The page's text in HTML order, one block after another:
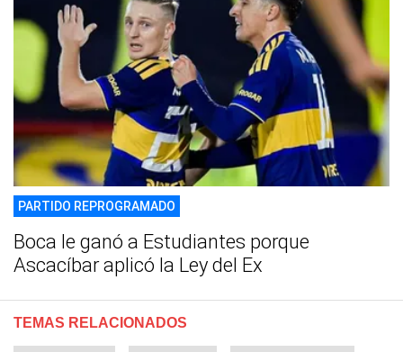
PARTIDO REPROGRAMADO
Boca le ganó a Estudiantes porque
Ascacíbar aplicó la Ley del Ex
TEMAS RELACIONADOS